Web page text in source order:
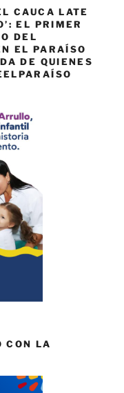
CAUCA LATE
EL PRIMER
DEL
EL PARAÍSO
DE QUIENES
CON LA